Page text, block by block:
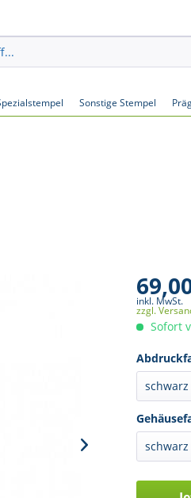
Sonstige Stempel
inkl. MwSt.
zzgl.
Sofort